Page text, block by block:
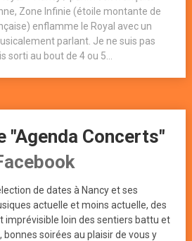
Zone Infinie (étoile montante de
enflamme le Royal avec un
parlant. Je ne suis pas
sorti au bout de 4 ou 5...
"Agenda Concerts"
de dates à Nancy et ses
actuelle et moins actuelle, des
imprévisible loin des sentiers battu et
soirées au plaisir de vous y